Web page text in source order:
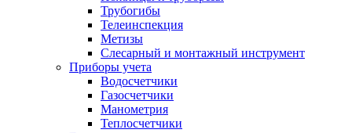
Трубогибы
Телеинспекция
Метизы
Слесарный и монтажный инструмент
Приборы учета
Водосчетчики
Газосчетчики
Манометрия
Теплосчетчики